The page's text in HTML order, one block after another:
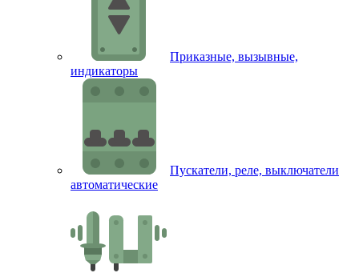
Приказные, вызывные,
индикаторы
Пускатели, реле, выключатели
автоматические